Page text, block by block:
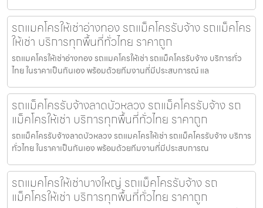
รถแมคโครให้เช่าอ่างทอง รถแม็คโครรับจ้าง รถแม็คโคร
ให้เช่า บริการทุกพื้นที่ทั่วไทย ราคาถูก
รถแมคโครให้เช่าอ่างทอง รถแมคโครให้เช่า รถแม็คโครรับจ้าง บริการทั่ว
ไทย ในราคาเป็นกันเอง พร้อมด้วยทีมงานที่มีประสบการณ์ แล
รถแม็คโครรับจ้างลาดบัวหลวง รถแม็คโครรับจ้าง รถ
แม็คโครให้เช่า บริการทุกพื้นที่ทั่วไทย ราคาถูก
รถแม็คโครรับจ้างลาดบัวหลวง รถแมคโครให้เช่า รถแม็คโครรับจ้าง บริการ
ทั่วไทย ในราคาเป็นกันเอง พร้อมด้วยทีมงานที่มีประสบการณ
รถแมคโครให้เช่าบางใหญ่ รถแม็คโครรับจ้าง รถ
แม็คโครให้เช่า บริการทุกพื้นที่ทั่วไทย ราคาถูก